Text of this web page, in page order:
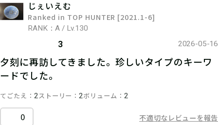
じぇいえむ
Ranked in TOP HUNTER [2021.1-6]
RANK：A / Lv.130
3 2026-05-16
夕刻に再訪してきました。珍しいタイプのキーワ
ードでした。
てごたえ 2ストーリー 2ボリューム 2
0 不適切なレビューを報告